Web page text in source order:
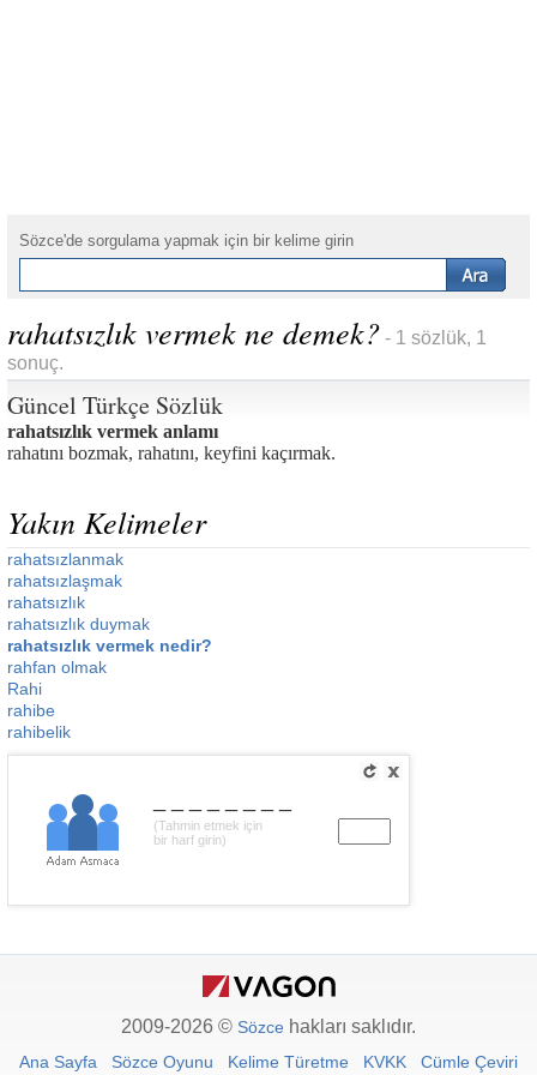
Sözce'de sorgulama yapmak için bir kelime girin
rahatsızlık vermek ne demek? - 1 sözlük, 1
sonuç.
Güncel Türkçe Sözlük
rahatsızlık vermek anlamı
rahatını bozmak, rahatını, keyfini kaçırmak.
Yakın Kelimeler
rahatsızlanmak
rahatsızlaşmak
rahatsızlık
rahatsızlık duymak
rahatsızlık vermek nedir?
rahfan olmak
Rahi
rahibe
rahibelik
(Tahmin etmek için
bir harf girin)
2009-2026 © Sözce hakları saklıdır.
Ana Sayfa Sözce Oyunu Kelime Türetme KVKK Cümle Çeviri